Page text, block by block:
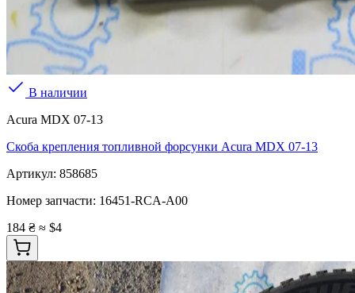
В наличии
Acura MDX 07-13
Скоба крепления топливной форсунки Acura MDX 07-13
Артикул: 858685
Номер запчасти: 16451-RCA-A00
184 ₴ ≈ $4